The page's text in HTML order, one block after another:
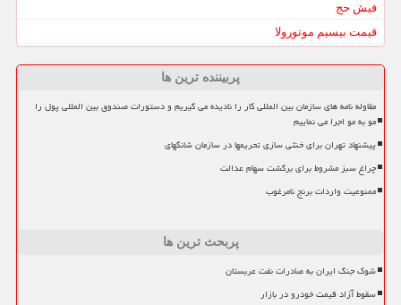
فیش حج
قیمت بیسیم موتورولا
پربیننده ترین ها
مقاوله نامه های سازمان بین المللی کار را نادیده می گیریم و دستورات صندوق بین المللی پول را
مو به مو اجرا می نماییم
پیشنهاد تهران برای خنثی سازی تحریمها در سازمان شانگهای
چراغ سبز مشروط برای برگشت سهام عدالت
ممنوعیت واردات برنج نامرغوب
پربحث ترین ها
شوک جنگ ایران به صادرات نفت عربستان
سقوط آزاد قیمت خودرو در بازار